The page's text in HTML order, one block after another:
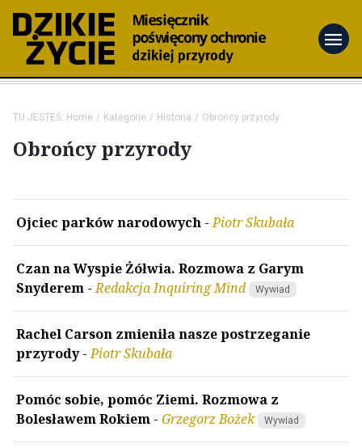
menu
TU JESTEŚ: Home Kategorie Historia Obrońcy przyrody
Obrońcy przyrody
Ojciec parków narodowych -Piotr Skubała
Czan na Wyspie Żółwia. Rozmowa z Garym
Snyderem -Redakcja Inquiring Mind Wywiad
Rachel Carson zmieniła nasze postrzeganie
przyrody-Piotr Skubała
Pomóc sobie, pomóc Ziemi. Rozmowa z
Bolesławem Rokiem - Grzegorz Bożek Wywiad